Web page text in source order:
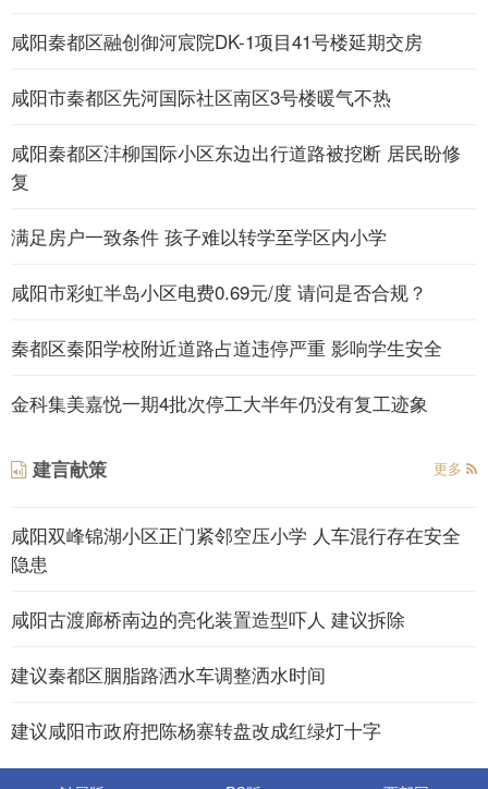
咸阳秦都区融创御河宸院DK-1项目41号楼延期交房
咸阳市秦都区先河国际社区南区3号楼暖气不热
咸阳秦都区沣柳国际小区东边出行道路被挖断 居民盼修
复
满足房户一致条件 孩子难以转学至学区内小学
咸阳市彩虹半岛小区电费0.69元/度 请问是否合规？
秦都区秦阳学校附近道路占道违停严重 影响学生安全
金科集美嘉悦一期4批次停工大半年仍没有复工迹象
建言献策 更多
咸阳双峰锦湖小区正门紧邻空压小学 人车混行存在安全
隐患
咸阳古渡廊桥南边的亮化装置造型吓人 建议拆除
建议秦都区胭脂路洒水车调整洒水时间
建议咸阳市政府把陈杨寨转盘改成红绿灯十字